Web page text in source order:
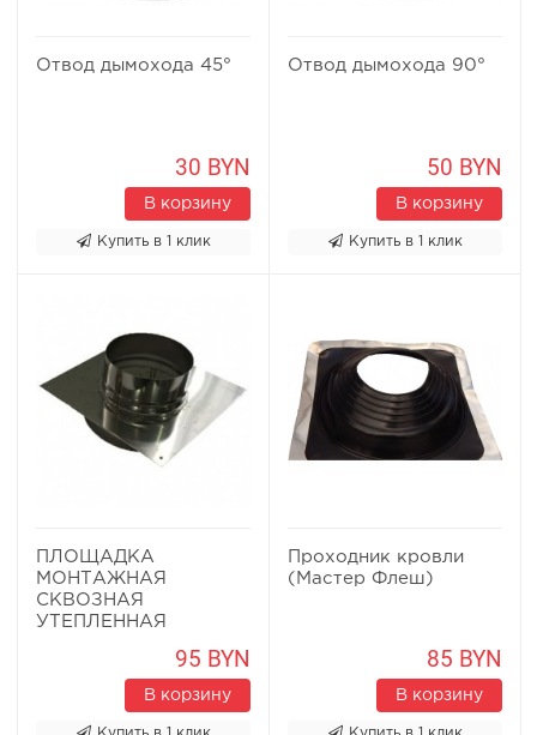
Отвод дымохода 45°
30 BYN
В корзину
Купить в 1 клик
Отвод дымохода 90°
50 BYN
В корзину
Купить в 1 клик
ПЛОЩАДКА
МОНТАЖНАЯ
СКВОЗНАЯ
УТЕПЛЕННАЯ
95 BYN
В корзину
Проходник кровли
(Мастер Флеш)
85 BYN
В корзину